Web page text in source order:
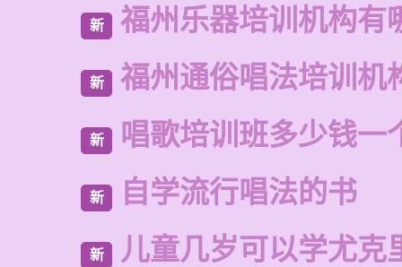
新 福州乐器培训机构有
新 福州通俗唱法培训机
新 唱歌培训班多少钱一
新 自学流行唱法的书
新 儿童几岁可以学尤克